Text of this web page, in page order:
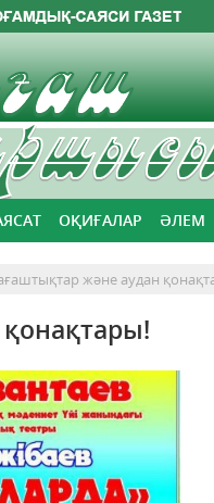
ОҚИҒАЛАР ӘЛЕМ
және аудан